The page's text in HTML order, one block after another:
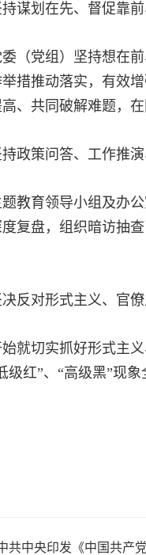
划在先、督促靠前
党组）坚持想在前
措推动落实，有效
、共同破解难题，
策问答、工作推演
育领导小组及办公
复盘，组织暗访抽
对形式主义、官僚
切实抓好形式主义
级红”、“高级黑”现
共中央印发《中国共产